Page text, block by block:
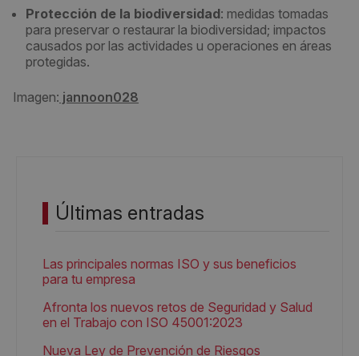
Protección de la biodiversidad: medidas tomadas
para preservar o restaurar la biodiversidad; impactos
causados por las actividades u operaciones en áreas
protegidas.
Imagen: jannoon028
Últimas entradas
Las principales normas ISO y sus beneficios
para tu empresa
Afronta los nuevos retos de Seguridad y Salud
en el Trabajo con ISO 45001:2023
Nueva Ley de Prevención de Riesgos